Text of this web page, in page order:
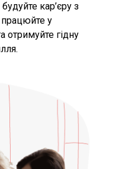
кар’єру з
у
отримуйте гідну